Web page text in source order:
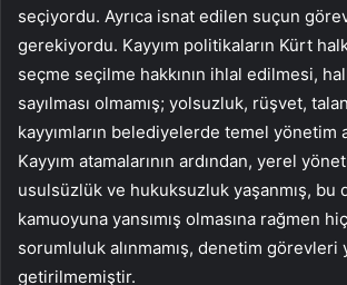
seçiyordu. Ayrıca isnat edilen suçun
gerekiyordu. Kayyım politikaların Kürt
seçme seçilme hakkının ihlal edilmesi,
sayılması olmamış; yolsuzluk, rüşvet,
kayyımların belediyelerde temel yönetim
Kayyım atamalarının ardından, yerel
usulsüzlük ve hukuksuzluk yaşanmış, bu
kamuoyuna yansımış olmasına rağmen
sorumluluk alınmamış, denetim görevleri
getirilmemiştir.